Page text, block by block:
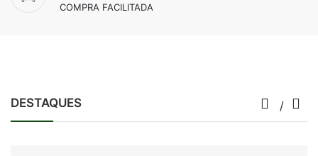
COMPRA FACILITADA
DESTAQUES